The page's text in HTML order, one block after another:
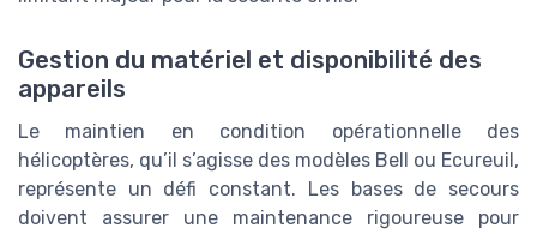
Gestion du matériel et disponibilité des
appareils
Le maintien en condition opérationnelle des
hélicoptères, qu’il s’agisse des modèles Bell ou Ecureuil,
représente un défi constant. Les bases de secours
doivent assurer une maintenance rigoureuse pour